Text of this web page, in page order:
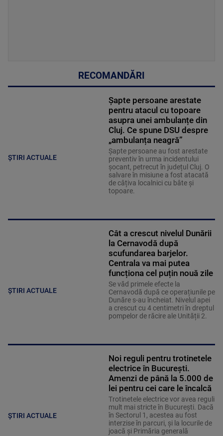
RECOMANDĂRI
ȘTIRI ACTUALE
Șapte persoane arestate
pentru atacul cu topoare
asupra unei ambulanțe din
Cluj. Ce spune DSU despre
„ambulanța neagră”
Șapte persoane au fost arestate
preventiv în urma incidentului
șocant, petrecut în județul Cluj. O
salvare în misiune a fost atacată
de câțiva localnici cu bâte și
topoare.
ȘTIRI ACTUALE
Cât a crescut nivelul Dunării
la Cernavodă după
scufundarea barjelor.
Centrala va mai putea
funcționa cel puțin nouă zile
Se văd primele efecte la
Cernavodă după ce operațiunile pe
Dunăre s-au încheiat. Nivelul apei
a crescut cu 4 centimetri în dreptul
pompelor de răcire ale Unității 2.
ȘTIRI ACTUALE
Noi reguli pentru trotinetele
electrice în București.
Amenzi de până la 5.000 de
lei pentru cei care le încalcă
Trotinetele electrice vor avea reguli
mult mai stricte în București. Dacă
în Sectorul 1, acestea au fost
interzise în parcuri, și la locurile de
joacă și Primăria generală